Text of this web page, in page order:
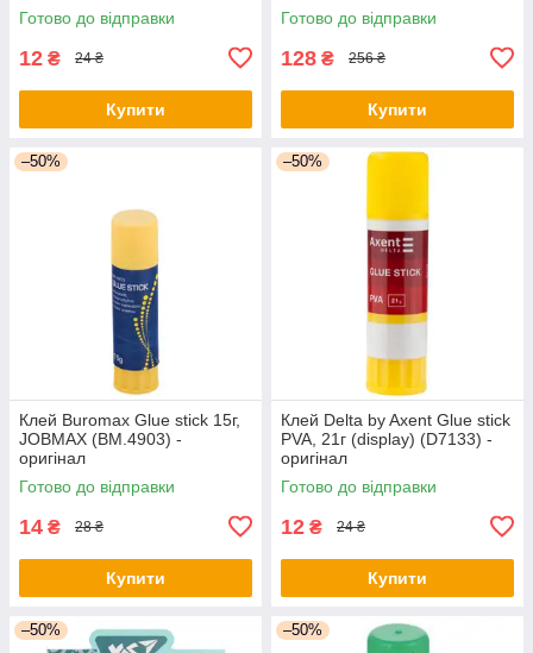
Готово до відправки
12 ₴ 24 ₴
Купити
Готово до відправки
128 ₴ 256 ₴
Купити
–50%
Клей Buromax Glue stick 15г,
JOBMAX (BM.4903) -
оригінал
Готово до відправки
14 ₴ 28 ₴
Купити
–50%
Клей Delta by Axent Glue stick
PVA, 21г (display) (D7133) -
оригінал
Готово до відправки
12 ₴ 24 ₴
Купити
–50% –50%